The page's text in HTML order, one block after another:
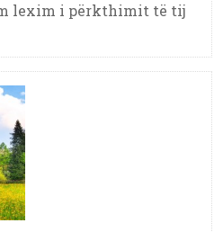
lexim i përkthimit të tij